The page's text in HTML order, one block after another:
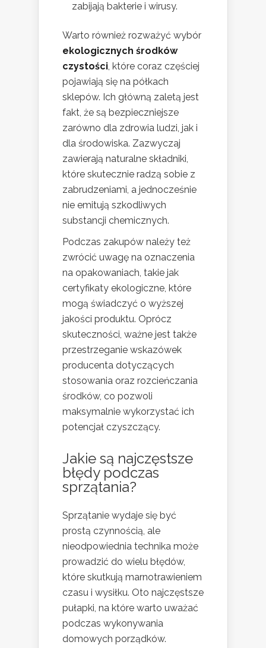
zabijają bakterie i wirusy.
Warto również rozważyć wybór
ekologicznych środków
czystości, które coraz częściej
pojawiają się na półkach
sklepów. Ich główną zaletą jest
fakt, że są bezpieczniejsze
zarówno dla zdrowia ludzi, jak i
dla środowiska. Zazwyczaj
zawierają naturalne składniki,
które skutecznie radzą sobie z
zabrudzeniami, a jednocześnie
nie emitują szkodliwych
substancji chemicznych.
Podczas zakupów należy też
zwrócić uwagę na oznaczenia
na opakowaniach, takie jak
certyfikaty ekologiczne, które
mogą świadczyć o wyższej
jakości produktu. Oprócz
skuteczności, ważne jest także
przestrzeganie wskazówek
producenta dotyczących
stosowania oraz rozcieńczania
środków, co pozwoli
maksymalnie wykorzystać ich
potencjał czyszczący.
Jakie są najczęstsze
błędypodczas
sprzątania?
Sprzątanie wydaje się być
prostą czynnością, ale
nieodpowiednia technika może
prowadzić do wielu błędów,
które skutkują marnotrawieniem
czasu i wysiłku. Oto najczęstsze
pułapki, na które warto uważać
podczas wykonywania
domowych porządków.